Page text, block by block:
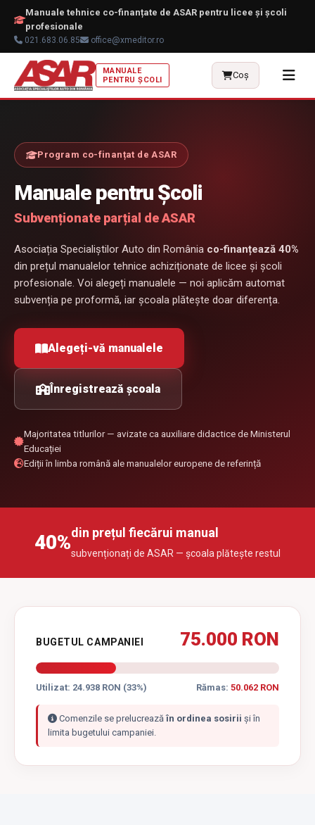
Manuale tehnice co-finanțate de ASAR pentru licee și școli
profesionale
021.683.06.85 office@xmeditor.ro
MANUALE
PENTRU ȘCOLI
Coș
Program co-finanțat de ASAR
Manuale pentru Școli
Subvenționate parțial de ASAR
Asociația Specialiștilor Auto din România co-finanțează 40%
din prețul manualelor tehnice achiziționate de licee și școli
profesionale. Voi alegeți manualele — noi aplicăm automat
subvenția pe proformă, iar școala plătește doar diferența.
Alegeți-vă manualele
Înregistrează școala
Majoritatea titlurilor — avizate ca auxiliare didactice de Ministerul
Educației
Ediții în limba română ale manualelor europene de referință
40%din prețul fiecărui manual
subvenționați de ASAR — școala plătește restul
BUGETUL CAMPANIEI 75.000 RON
Utilizat: 24.938 RON (33%) Rămas: 50.062 RON
Comenzile se prelucreazăîn ordinea sosirii și în
limita bugetului campaniei.